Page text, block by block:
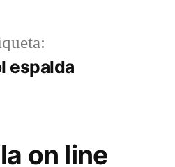
espalda
on line